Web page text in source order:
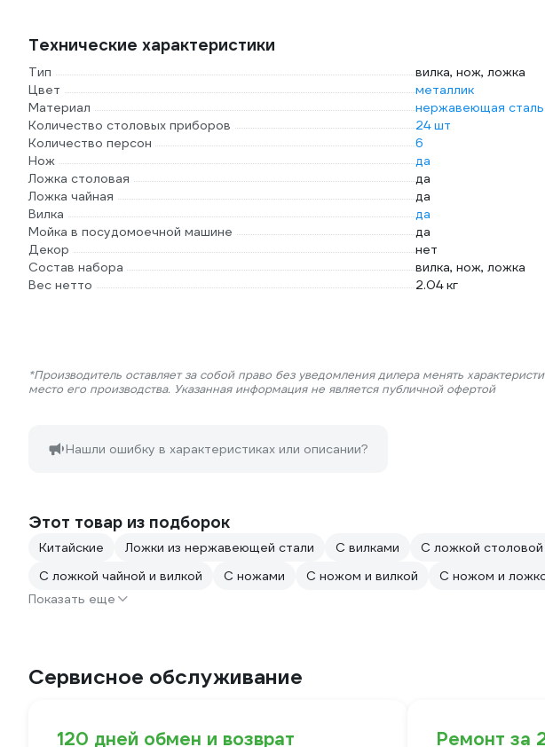
Технические характеристики
Тип
вилка, нож, ложка
Цвет
металлик
Материал
нержавеющая сталь
Количество столовых приборов
24 шт
Количество персон
6
Нож
да
Ложка столовая
да
Ложка чайная
да
Вилка
да
Мойка в посудомоечной машине
да
Декор
нет
Состав набора
вилка, нож, ложка
Вес нетто
2.04 кг
*Производитель оставляет за собой право без уведомления дилера менять
место его производства. Указанная информация не является публичной офертой
Нашли ошибку в характеристиках или описании?
Этот товар из подборок
Китайские Ложки из нержавеющей стали С вилками С ложкой столовой
С ложкой чайной и вилкой
С ножами С ножом и вилкой
С ножом и
Показать еще
Сервисное обслуживание
120 дней обмен и возврат Ремонт за